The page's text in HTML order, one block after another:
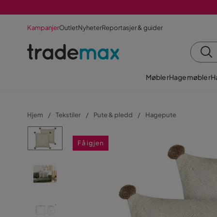
KampanjerOutletNyheterReportasjer & guider
MøblerHagemøbler
Hjem Tekstiler Pute & pledd Hagepute
Få igjen